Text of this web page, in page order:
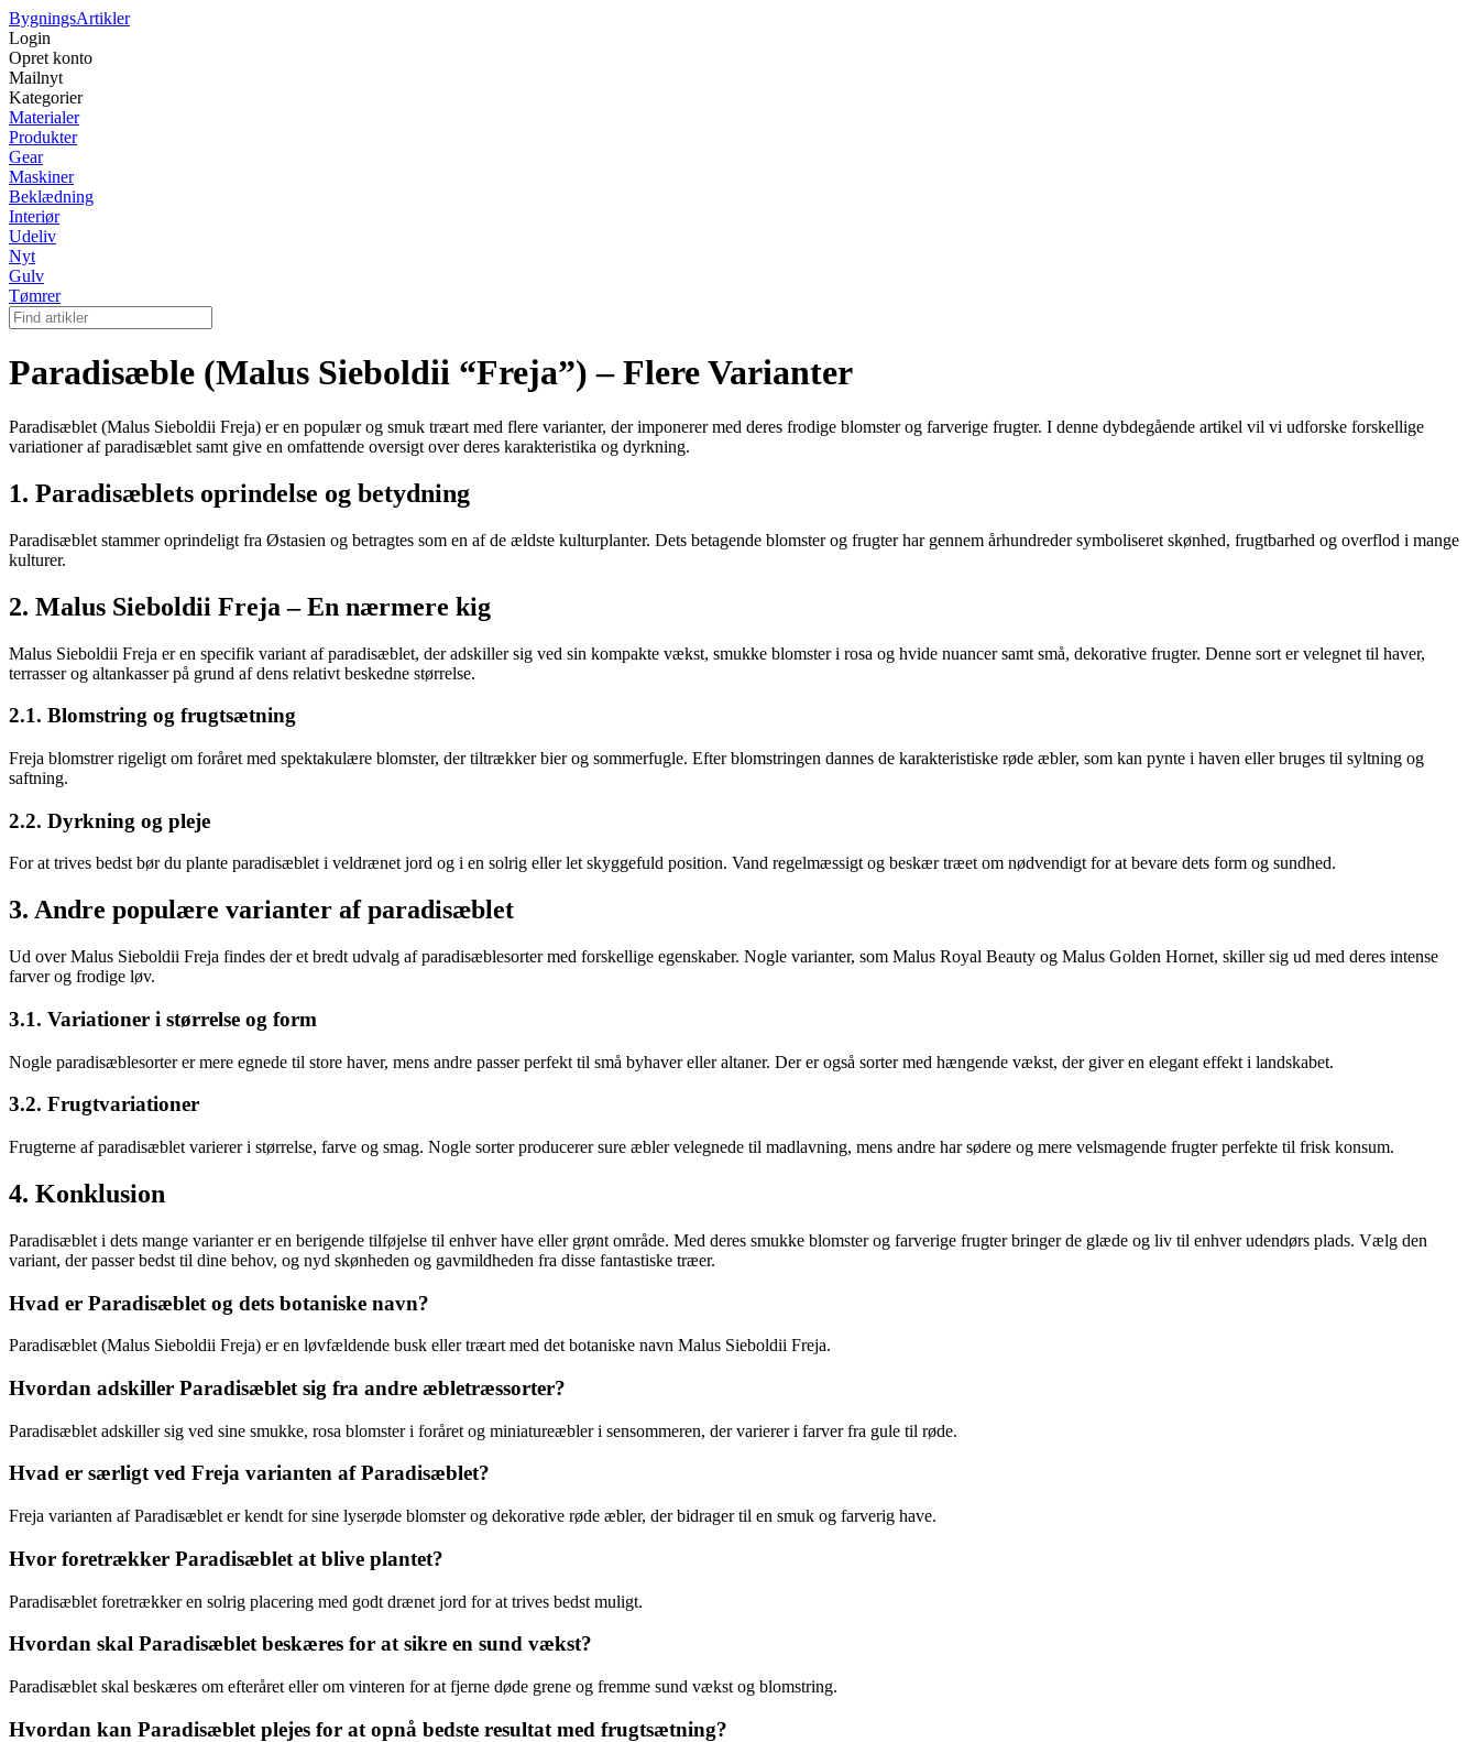
BygningsArtikler
Login
Opret konto
Mailnyt
Kategorier
Materialer
Produkter
Gear
Maskiner
Beklædning
Interiør
Udeliv
Nyt
Gulv
Tømrer
Paradisæble (Malus Sieboldii “Freja”) – Flere Varianter
Paradisæblet (Malus Sieboldii Freja) er en populær og smuk træart med flere varianter, der imponerer med deres frodige blomster og farverige frugter. I denne dybdegående artikel vil vi udforske forskellige
variationer af paradisæblet samt give en omfattende oversigt over deres karakteristika og dyrkning.
1. Paradisæblets oprindelse og betydning
Paradisæblet stammer oprindeligt fra Østasien og betragtes som en af de ældste kulturplanter. Dets betagende blomster og frugter har gennem århundreder symboliseret skønhed, frugtbarhed og overflod i mange
kulturer.
2. Malus Sieboldii Freja – En nærmere kig
Malus Sieboldii Freja er en specifik variant af paradisæblet, der adskiller sig ved sin kompakte vækst, smukke blomster i rosa og hvide nuancer samt små, dekorative frugter. Denne sort er velegnet til haver,
terrasser og altankasser på grund af dens relativt beskedne størrelse.
2.1. Blomstring og frugtsætning
Freja blomstrer rigeligt om foråret med spektakulære blomster, der tiltrækker bier og sommerfugle. Efter blomstringen dannes de karakteristiske røde æbler, som kan pynte i haven eller bruges til syltning og
saftning.
2.2. Dyrkning og pleje
For at trives bedst bør du plante paradisæblet i veldrænet jord og i en solrig eller let skyggefuld position. Vand regelmæssigt og beskær træet om nødvendigt for at bevare dets form og sundhed.
3. Andre populære varianter af paradisæblet
Ud over Malus Sieboldii Freja findes der et bredt udvalg af paradisæblesorter med forskellige egenskaber. Nogle varianter, som Malus Royal Beauty og Malus Golden Hornet, skiller sig ud med deres intense
farver og frodige løv.
3.1. Variationer i størrelse og form
Nogle paradisæblesorter er mere egnede til store haver, mens andre passer perfekt til små byhaver eller altaner. Der er også sorter med hængende vækst, der giver en elegant effekt i landskabet.
3.2. Frugtvariationer
Frugterne af paradisæblet varierer i størrelse, farve og smag. Nogle sorter producerer sure æbler velegnede til madlavning, mens andre har sødere og mere velsmagende frugter perfekte til frisk konsum.
4. Konklusion
Paradisæblet i dets mange varianter er en berigende tilføjelse til enhver have eller grønt område. Med deres smukke blomster og farverige frugter bringer de glæde og liv til enhver udendørs plads. Vælg den
variant, der passer bedst til dine behov, og nyd skønheden og gavmildheden fra disse fantastiske træer.
Hvad er Paradisæblet og dets botaniske navn?
Paradisæblet (Malus Sieboldii Freja) er en løvfældende busk eller træart med det botaniske navn Malus Sieboldii Freja.
Hvordan adskiller Paradisæblet sig fra andre æbletræssorter?
Paradisæblet adskiller sig ved sine smukke, rosa blomster i foråret og miniatureæbler i sensommeren, der varierer i farver fra gule til røde.
Hvad er særligt ved Freja varianten af Paradisæblet?
Freja varianten af Paradisæblet er kendt for sine lyserøde blomster og dekorative røde æbler, der bidrager til en smuk og farverig have.
Hvor foretrækker Paradisæblet at blive plantet?
Paradisæblet foretrækker en solrig placering med godt drænet jord for at trives bedst muligt.
Hvordan skal Paradisæblet beskæres for at sikre en sund vækst?
Paradisæblet skal beskæres om efteråret eller om vinteren for at fjerne døde grene og fremme sund vækst og blomstring.
Hvordan kan Paradisæblet plejes for at opnå bedste resultat med frugtsætning?